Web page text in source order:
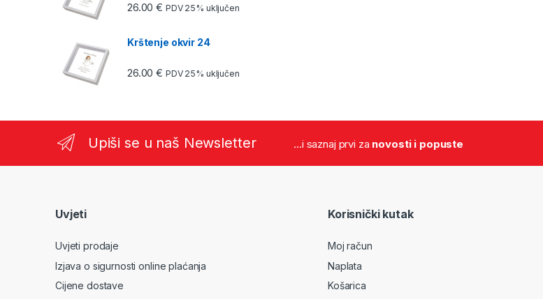
26.00€ PDV 25% uključen
Krštenje okvir 24
26.00€ PDV 25% uključen
Upiši se u naš Newsletter ...i saznaj prvi za novosti i popuste
Uvjeti
Uvjeti prodaje
Izjava o sigurnosti online plaćanja
Cijene dostave
Korisnički kutak
Moj račun
Naplata
Košarica